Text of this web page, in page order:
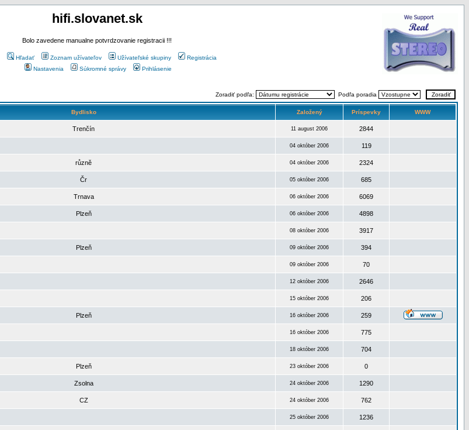
hifi.slovanet.sk
Bolo zavedene manualne potvrdzovanie registracii !!!
Hľadať Zoznam užívateľov Užívateľské skupiny
Registrácia
Nastavenia
Súkromné správy Prihlásenie
Zoradiť podľa: Podľa poradia
Bydlisko Založený Príspevky WWW
Trenčín 11 august 2006 2844
04 október 2006 119
různě 04 október 2006 2324
Čr 05 október 2006 685
Trnava 06 október 2006 6069
Plzeň 06 október 2006 4898
08 október 2006 3917
Plzeň 09 október 2006 394
09 október 2006 70
12 október 2006 2646
15 október 2006 206
Plzeň 16 október 2006 259
16 október 2006 775
18 október 2006 704
Plzeň 23 október 2006 0
Zsolna 24 október 2006 1290
CZ 24 október 2006 762
25 október 2006 1236